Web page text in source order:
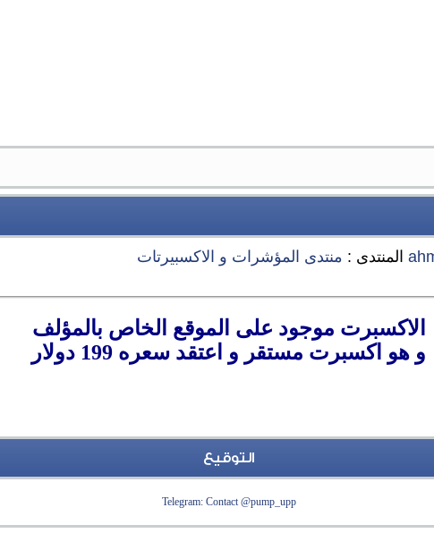
المنتدى : منتدى المؤشرات و الاكسبيرتات
الاكسبرت موجود على الموقع الخاص بالمؤلف
و هو اكسبرت مستقر و اعتقد سعره 199 دولار
التوقيع
Telegram: Contact @pump_upp